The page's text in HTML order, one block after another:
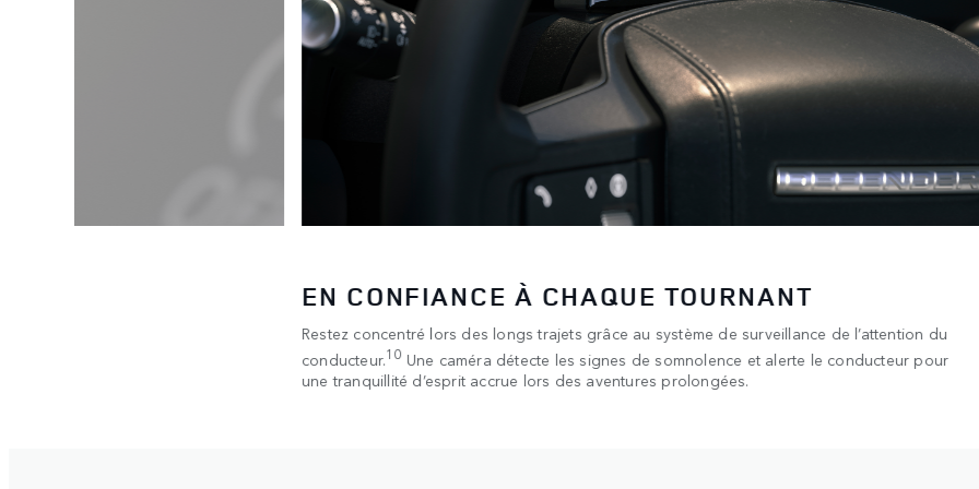
EN CONFIANCE À CHAQUE TOURNANT
Restez concentré lors des longs trajets grâce au système de surveillance de l’attention du
conducteur.10 Une caméra détecte les signes de somnolence et alerte le conducteur pour
une tranquillité d’esprit accrue lors des aventures prolongées.